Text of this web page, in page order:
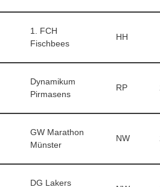
1. FCH
Fischbees
HH
Dynamikum
Pirmasens
RP
GW Marathon
Münster
NW
DG Lakers